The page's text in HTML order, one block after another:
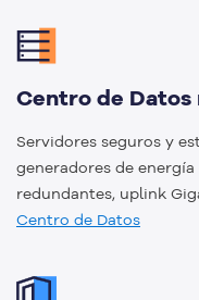
Centro de
Servidores seguros y
generadores de energía
redundantes, uplink
Centro de Datos